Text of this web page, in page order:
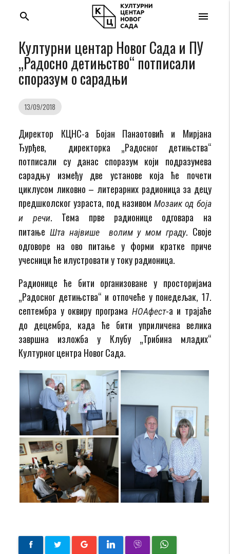
menu
search
Културни центар Новог Сада и ПУ
„Радосно детињство“ потписали
споразум о сарадњи
13/09/2018
Директор КЦНС-а Бојан Панаотовић и Мирјана
Ђурђев, директорка „Радосног детињства“
потписали су данас споразум који подразумева
сарадњу између две установе која ће почети
циклусом ликовно – литерарних радионица за децу
предшколског узраста, под називомМозаик од боја
и речи. Тема прве радионице одговара на
питањеШта највише волим у мом граду. Своје
одговоре на ово питање у форми кратке приче
учесници ће илустровати у току радионица.
Радионице ће бити организоване у просторијама
„Радосног детињства“ и отпочеће у понедељак, 17.
септембра у оквиру програма НОАфест-а и трајаће
до децембра, када ће бити уприличена велика
завршна изложба у Клубу „Трибина младих“
Културног центра Новог Сада.